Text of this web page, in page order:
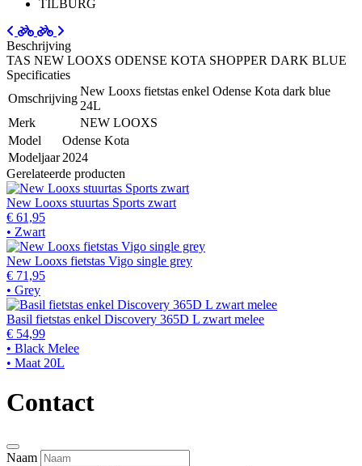
TILBURG
Beschrijving
TAS NEW LOOXS ODENSE KOTA SHOPPER DARK BLUE
Specificaties
Omschrijving
New Looxs fietstas enkel Odense Kota dark blue
24L
Merk
NEW LOOXS
Model
Odense Kota
Modeljaar 2024
Gerelateerde producten
New Looxs stuurtas Sports zwart
€ 61,95
• Zwart
New Looxs fietstas Vigo single grey
€ 71,95
• Grey
Basil fietstas enkel Discovery 365D L zwart melee
€ 54,99
• Black Melee
• Maat 20L
Contact
Naam